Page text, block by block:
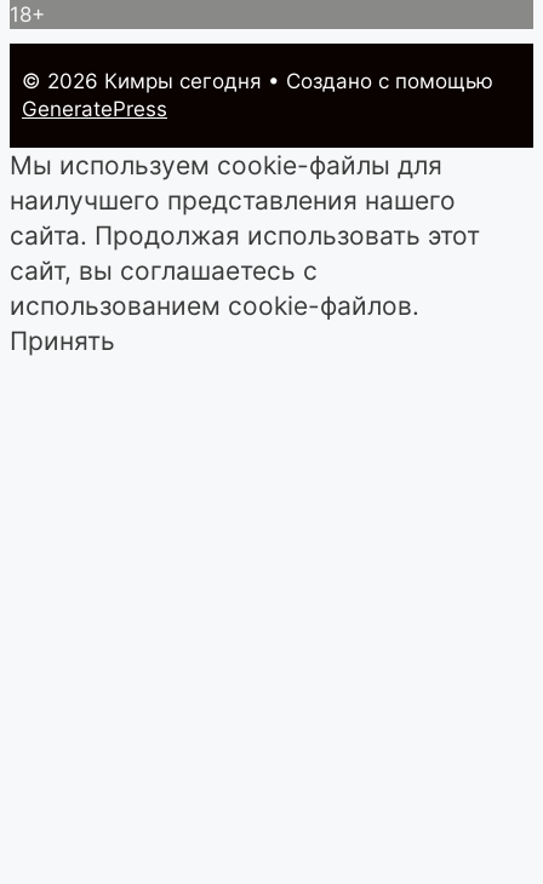
18+
© 2026 Кимры cегодня • Создано с помощью
GeneratePress
Мы используем cookie-файлы для
наилучшего представления нашего
сайта. Продолжая использовать этот
сайт, вы соглашаетесь с
использованием cookie-файлов.
Принять